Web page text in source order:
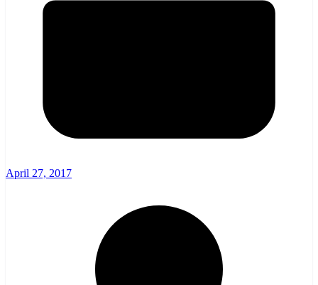
April 27, 2017